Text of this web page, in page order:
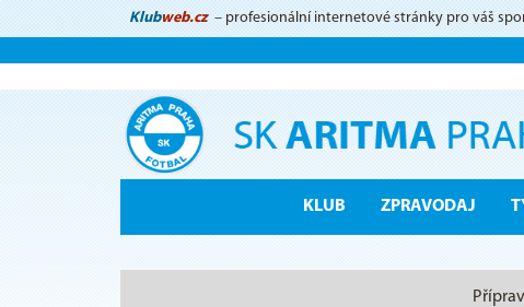
Klubweb.cz – profesionální internetové stránky pro váš
KLUB ZPRAVODAJ